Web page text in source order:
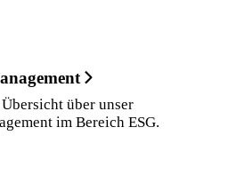
über unser
im Bereich ESG.